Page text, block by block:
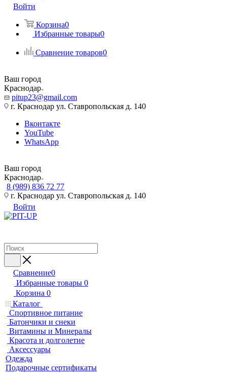
Войти
Корзина0
Избранные товары0
Сравнение товаров0
Ваш город
Краснодар
pitup23@gmail.com
г. Краснодар ул. Ставропольская д. 140
Вконтакте
YouTube
WhatsApp
Ваш город
Краснодар
8 (989) 836 72 77
г. Краснодар ул. Ставропольская д. 140
Войти
Сравнение0
Избранные товары 0
Корзина 0
Каталог
Спортивное питание
Батончики и снеки
Витамины и Минералы
Красота и долголетие
Аксессуары
Одежда
Подарочные сертификаты